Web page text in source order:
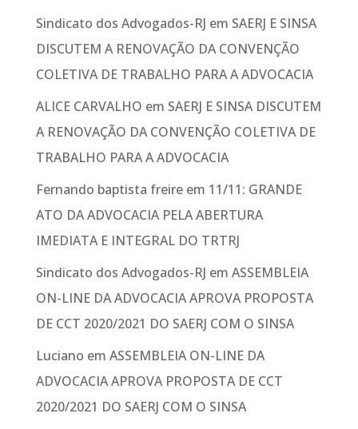
Sindicato dos Advogados-RJ em SAERJ E SINSA
DISCUTEM A RENOVAÇÃO DA CONVENÇÃO
COLETIVA DE TRABALHO PARA A ADVOCACIA
ALICE CARVALHO em SAERJ E SINSA DISCUTEM
A RENOVAÇÃO DA CONVENÇÃO COLETIVA DE
TRABALHO PARA A ADVOCACIA
Fernando baptista freireem 11/11: GRANDE
ATO DA ADVOCACIA PELA ABERTURA
IMEDIATA E INTEGRAL DO TRTRJ
Sindicato dos Advogados-RJ em ASSEMBLEIA
ON-LINE DA ADVOCACIA APROVA PROPOSTA
DE CCT 2020/2021 DO SAERJ COM O SINSA
Luciano em ASSEMBLEIA ON-LINE DA
ADVOCACIA APROVA PROPOSTA DE CCT
2020/2021 DO SAERJ COM O SINSA